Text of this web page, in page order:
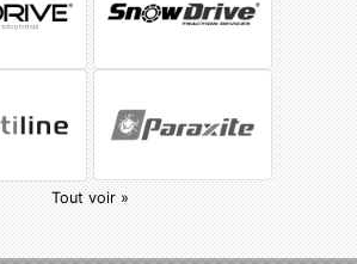
Tout voir »